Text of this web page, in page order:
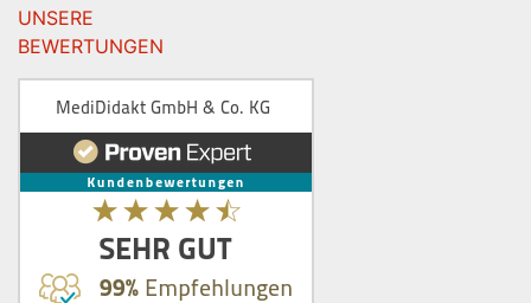
UNSERE
BEWERTUNGEN